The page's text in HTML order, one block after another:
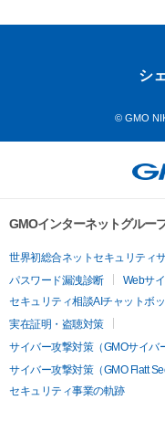
シ
© GMO
GMOインターネットグルー
世界初総合ネットセキュリティ
パスワード漏洩診断
Webサ
セキュリティ相談AIチャットボッ
実在証明・盗聴対策
サイバー攻撃対策（GMOサイバ
サイバー攻撃対策（GMO Flatt
セキュリティ事業の軌跡